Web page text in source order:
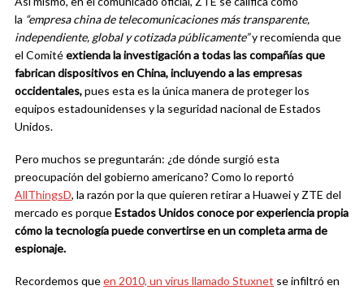
la “empresa china de telecomunicaciones más transparente,
independiente, global y cotizada públicamente”y recomienda que
el Comitéextienda la investigación a todas las compañías que
fabrican dispositivos en China, incluyendo a las empresas
occidentales,pues esta es la única manera de proteger los
equipos estadounidenses y la seguridad nacional de Estados
Unidos.
Pero muchos se preguntarán: ¿de dónde surgió esta
preocupación del gobierno americano? Como lo reportó
AllThingsD, la razón por la que quieren retirar a Huawei y ZTE del
mercado es porqueEstados Unidos conoce por experiencia propia
cómo la tecnología puede convertirse en un completa arma de
espionaje.
Recordemos queen 2010, un virus llamado Stuxnet se infiltró en